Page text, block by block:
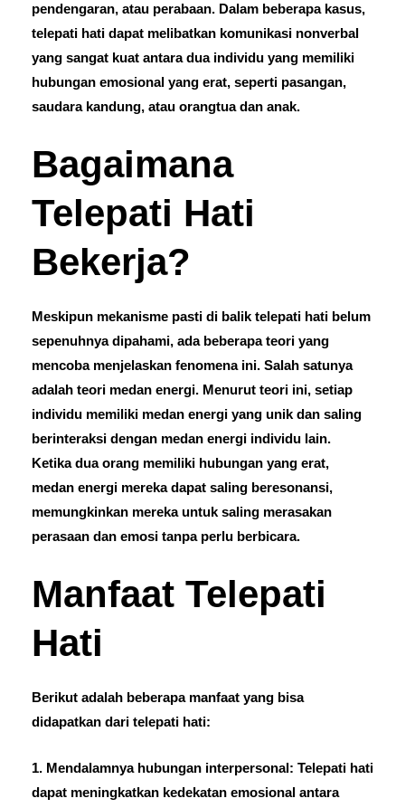
pendengaran, atau perabaan. Dalam beberapa kasus,
telepati hati dapat melibatkan komunikasi nonverbal
yang sangat kuat antara dua individu yang memiliki
hubungan emosional yang erat, seperti pasangan,
saudara kandung, atau orangtua dan anak.
Bagaimana
Telepati Hati
Bekerja?
Meskipun mekanisme pasti di balik telepati hati belum
sepenuhnya dipahami, ada beberapa teori yang
mencoba menjelaskan fenomena ini. Salah satunya
adalah teori medan energi. Menurut teori ini, setiap
individu memiliki medan energi yang unik dan saling
berinteraksi dengan medan energi individu lain.
Ketika dua orang memiliki hubungan yang erat,
medan energi mereka dapat saling beresonansi,
memungkinkan mereka untuk saling merasakan
perasaan dan emosi tanpa perlu berbicara.
Manfaat Telepati
Hati
Berikut adalah beberapa manfaat yang bisa
didapatkan dari telepati hati:
1. Mendalamnya hubungan interpersonal: Telepati hati
dapat meningkatkan kedekatan emosional antara